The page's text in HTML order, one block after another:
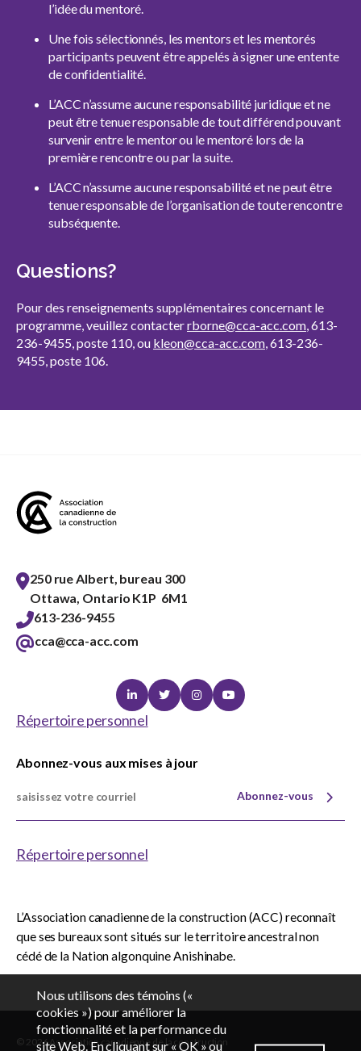
EN
l’idée du mentoré.
Une fois sélectionnés, les mentors et les mentorés
participants peuvent être appelés à signer une entente
de confidentialité.
L’ACC n’assume aucune responsabilité juridique et ne
peut être tenue responsable de tout différend pouvant
survenir entre le mentor ou le mentoré lors de la
première rencontre ou par la suite.
L’ACC n’assume aucune responsabilité et ne peut être
tenue responsable de l’organisation de toute rencontre
subséquente.
Questions?
Pour des renseignements supplémentaires concernant le
programme, veuillez contacterrborne@cca-acc.com, 613-
236-9455, poste 110, ou kleon@cca-acc.com, 613-236-
9455, poste 106.
250 rue Albert, bureau 300
Ottawa, Ontario K1P 6M1
613-236-9455
cca@cca-acc.com
LinkedinTwitterInstagramYoutube
Répertoire personnel
Abonnez-vous aux mises à jour
Abonnez-vous
Répertoire personnel
L’Association canadienne de la construction (ACC) reconnaît
que ses bureaux sont situés sur le territoire ancestral non
cédé de la Nation algonquine Anishinabe.
© 2026 Association canadienne de la construction
Nous utilisons des témoins («
cookies ») pour améliorer la
fonctionnalité et la performance du
site Web. En cliquant sur « OK » ou